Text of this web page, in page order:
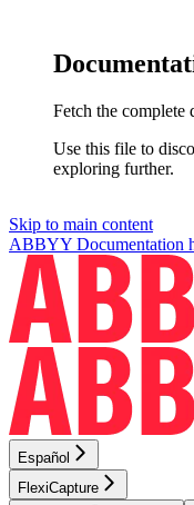
Fetch the complete
Use this file to
exploring further.
Skip to main content
ABBYY Documentation
Español
FlexiCapture